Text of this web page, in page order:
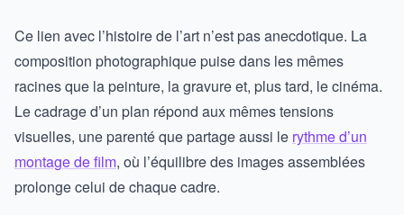
Ce lien avec l’histoire de l’art n’est pas anecdotique. La
composition photographique puise dans les mêmes
racines que la peinture, la gravure et, plus tard, le cinéma.
Le cadrage d’un plan répond aux mêmes tensions
visuelles, une parenté que partage aussi le rythme d’un
montage de film, où l’équilibre des images assemblées
prolonge celui de chaque cadre.